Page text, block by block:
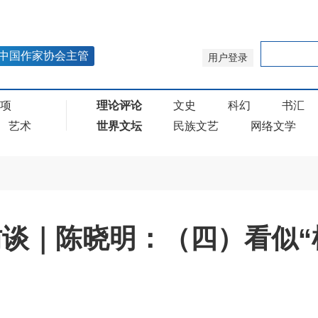
用户登录
国作家协会主管
艺术
理论评论 文史 科幻
书汇
世界文坛
民族文艺 网络文学
｜陈晓明：（四）看似